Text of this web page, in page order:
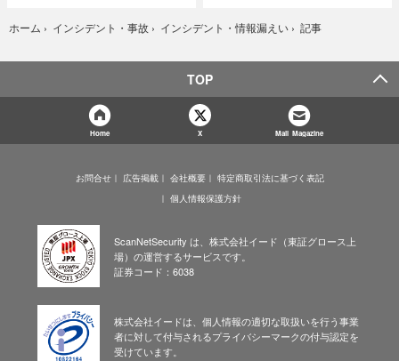
ホーム › インシデント・事故 › インシデント・情報漏えい › 記事
TOP
Home X Mail Magazine
お問合せ 広告掲載 会社概要
特定商取引法に基づく表記
個人情報保護方針
ScanNetSecurity は、株式会社イード（東証グロース上
場）の運営するサービスです。
証券コード：6038
株式会社イードは、個人情報の適切な取扱いを行う事業
者に対して付与されるプライバシーマークの付与認定を
受けています。